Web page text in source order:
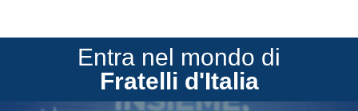
Entra nel mondo di
Fratelli d'Italia